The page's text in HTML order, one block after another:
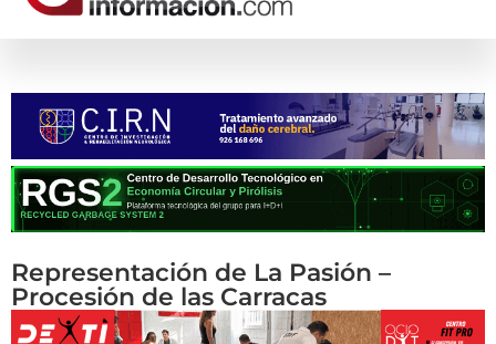
Representación de La Pasión –
Procesión de las Carracas